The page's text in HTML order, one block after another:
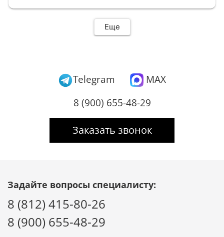
Еще
Telegram
MAX
8 (900) 655-48-29
Заказать звонок
Задайте вопросы специалисту:
8 (812) 415-80-26
8 (900) 655-48-29